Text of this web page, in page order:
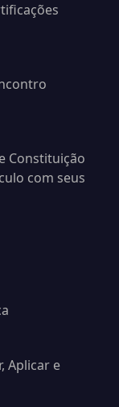
Constituição
com seus
Aplicar e